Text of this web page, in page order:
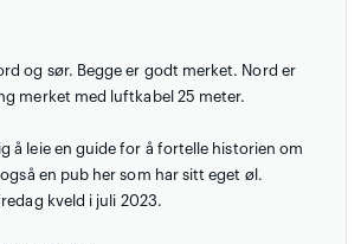
og sør. Begge er godt merket. Nord er
merket med luftkabel 25 meter.
å leie en guide for å fortelle historien om
en pub her som har sitt eget øl.
kveld i juli 2023.